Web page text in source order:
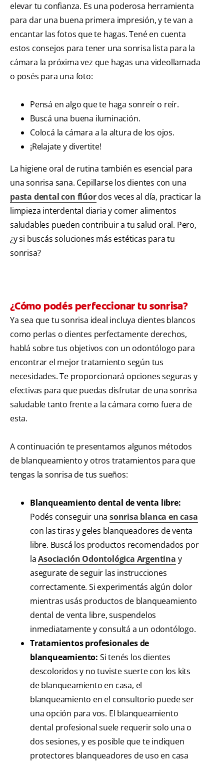
elevar tu confianza. Es una poderosa herramienta
para dar una buena primera impresión, y te van a
encantar las fotos que te hagas. Tené en cuenta
estos consejos para tener una sonrisa lista para la
cámara la próxima vez que hagas una videollamada
o posés para una foto:
Pensá en algo que te haga sonreír o reír.
Buscá una buena iluminación.
Colocá la cámara a la altura de los ojos.
¡Relajate y divertite!
La higiene oral de rutina también es esencial para
una sonrisa sana. Cepillarse los dientes con una
pasta dental con flúordos veces al día, practicar la
limpieza interdental diaria y comer alimentos
saludables pueden contribuir a tu salud oral. Pero,
¿y si buscás soluciones más estéticas para tu
sonrisa?
¿Cómo podés perfeccionar tu sonrisa?
Ya sea que tu sonrisa ideal incluya dientes blancos
como perlas o dientes perfectamente derechos,
hablá sobre tus objetivos con un odontólogo para
encontrar el mejor tratamiento según tus
necesidades. Te proporcionará opciones seguras y
efectivas para que puedas disfrutar de una sonrisa
saludable tanto frente a la cámara como fuera de
esta.
A continuación te presentamos algunos métodos
de blanqueamiento y otros tratamientos para que
tengas la sonrisa de tus sueños:
Blanqueamiento dental de venta libre:
Podés conseguir unasonrisa blanca en casa
con las tiras y geles blanqueadores de venta
libre. Buscá los productos recomendados por
laAsociación Odontológica Argentina y
asegurate de seguir las instrucciones
correctamente. Si experimentás algún dolor
mientras usás productos de blanqueamiento
dental de venta libre, suspendelos
inmediatamente y consultá a un odontólogo.
Tratamientos profesionales de
blanqueamiento: Si tenés los dientes
descoloridos y no tuviste suerte con los kits
de blanqueamiento en casa, el
blanqueamiento en el consultorio puede ser
una opción para vos. El blanqueamiento
dental profesional suele requerir solo una o
dos sesiones, y es posible que te indiquen
protectores blanqueadores de uso en casa